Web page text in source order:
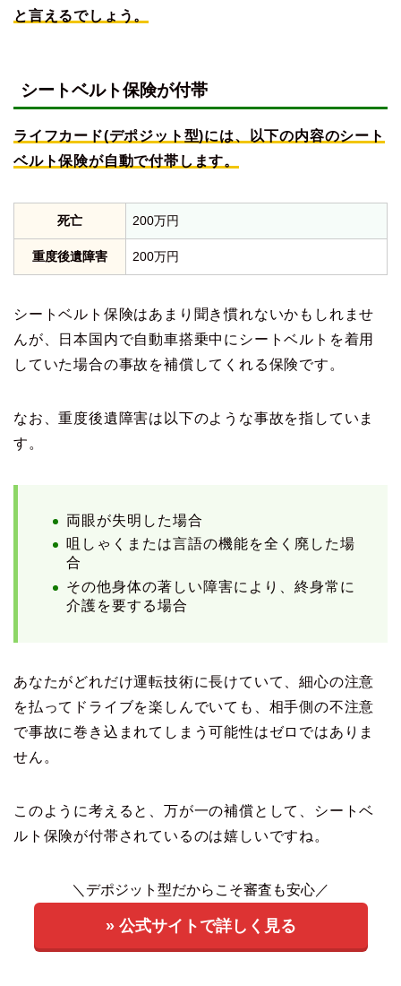
と言えるでしょう。
シートベルト保険が付帯
ライフカード(デポジット型)には、以下の内容のシート
ベルト保険が自動で付帯します。
死亡 200万円
重度後遺障害 200万円
シートベルト保険はあまり聞き慣れないかもしれませ
んが、日本国内で自動車搭乗中にシートベルトを着用
していた場合の事故を補償してくれる保険です。
なお、重度後遺障害は以下のような事故を指していま
す。
両眼が失明した場合
咀しゃくまたは言語の機能を全く廃した場
合
その他身体の著しい障害により、終身常に
介護を要する場合
あなたがどれだけ運転技術に長けていて、細心の注意
を払ってドライブを楽しんでいても、相手側の不注意
で事故に巻き込まれてしまう可能性はゼロではありま
せん。
このように考えると、万が一の補償として、シートベ
ルト保険が付帯されているのは嬉しいですね。
＼デポジット型だからこそ審査も安心／
» 公式サイトで詳しく見る